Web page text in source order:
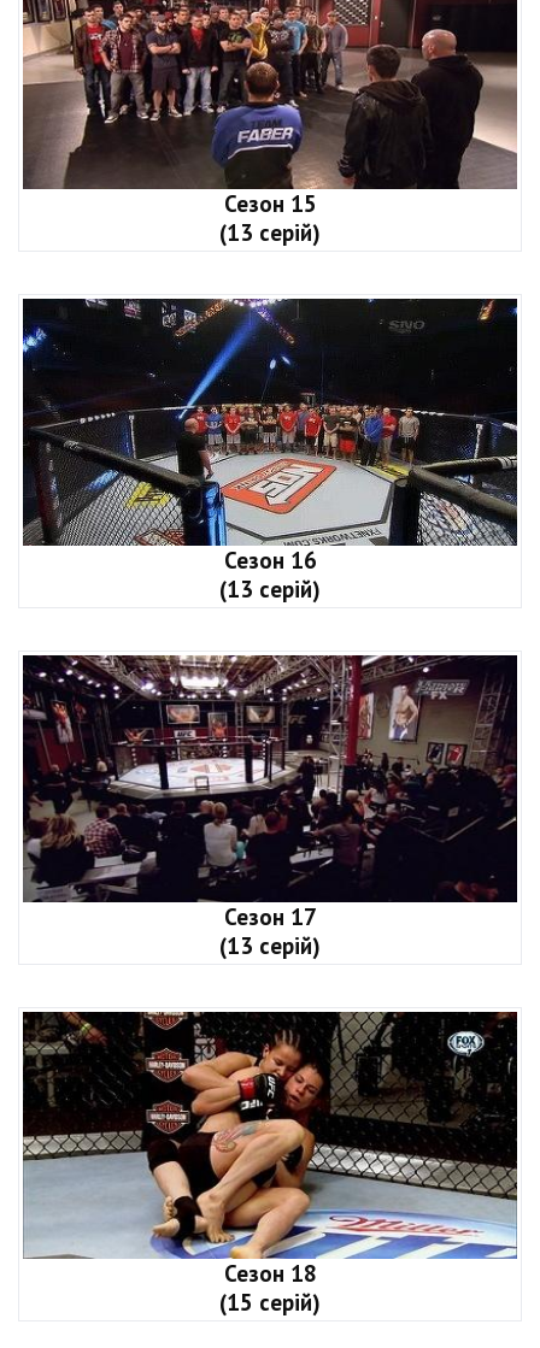
Сезон 15
(13 серій)
Сезон 16
(13 серій)
Сезон 17
(13 серій)
Сезон 18
(15 серій)